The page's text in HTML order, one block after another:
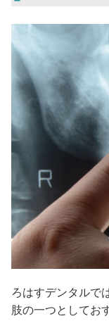
ろはすデンタルで
肢の一つとしてお